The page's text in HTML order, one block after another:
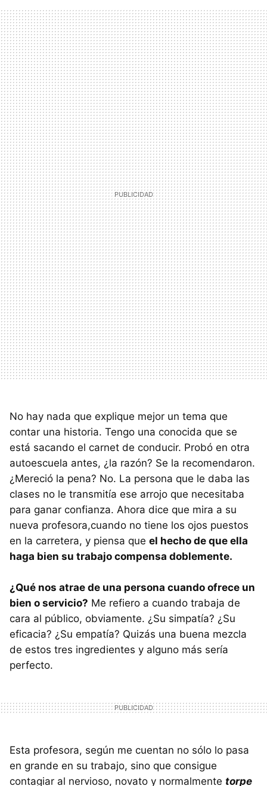
No hay nada que explique mejor un tema que
contar una historia. Tengo una conocida que se
está sacando el carnet de conducir. Probó en otra
autoescuela antes, ¿la razón? Se la recomendaron.
¿Mereció la pena? No. La persona que le daba las
clases no le transmitía ese arrojo que necesitaba
para ganar confianza. Ahora dice que mira a su
nueva profesora,cuando no tiene los ojos puestos
en la carretera, y piensa que el hecho de que ella
haga bien su trabajo compensa doblemente.
¿Qué nos atrae de una persona cuando ofrece un
bien o servicio? Me refiero a cuando trabaja de
cara al público, obviamente. ¿Su simpatía? ¿Su
eficacia? ¿Su empatía? Quizás una buena mezcla
de estos tres ingredientes y alguno más sería
perfecto.
Esta profesora, según me cuentan no sólo lo pasa
en grande en su trabajo, sino que consigue
contagiar al nervioso, novato y normalmente torpe